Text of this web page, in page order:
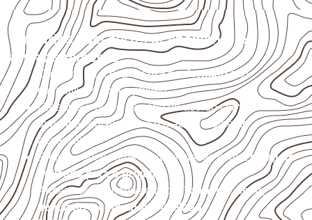
Cuidados com corte, acabamento e
armazenamento
Confirme se aespessura e o formatosão
compatíveis com o projeto.
Organize o plano de corte de acordo com as
dimensões disponíveis e o aproveitamento
necessário.
Proteja cortes, furos e extremidades com aselagem
indicada para o projeto
Armazene as chapas em local coberto, seco,
ventilado e com apoio nivelado.